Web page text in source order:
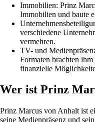
Immobilien: Prinz
Immobilien und baute
verschiedene
vermehren.
TV- und
Formaten brachten
finanzielle
Wer ist Prinz
Prinz Marcus von Anhalt ist
seine Medienpräsenz und